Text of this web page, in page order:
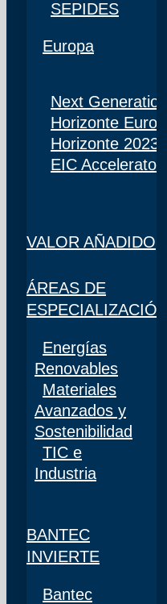
SEPIDES
Europa
Next Generation
Horizonte Europa
Horizonte 2023
EIC Accelerator
VALOR AÑADIDO
ÁREAS DE
ESPECIALIZACIÓN
Energías
Renovables
Materiales
Avanzados y
Sostenibilidad
TIC e
Industria
BANTEC
INVIERTE
Bantec